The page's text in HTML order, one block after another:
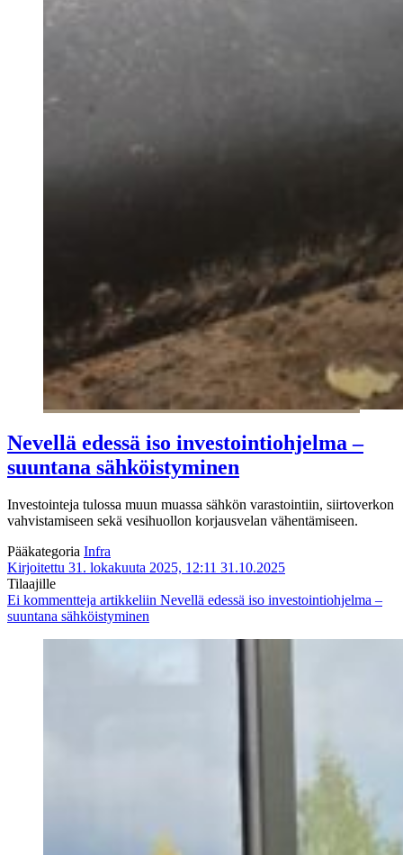
Nevellä edessä iso investointiohjelma –
suuntana sähköistyminen
Investointeja tulossa muun muassa sähkön varastointiin, siirtoverkon
vahvistamiseen sekä vesihuollon korjausvelan vähentämiseen.
Pääkategoria Infra
Kirjoitettu 31. lokakuuta 2025, 12:11 31.10.2025
Tilaajille
Ei kommentteja artikkeliin Nevellä edessä iso investointiohjelma –
suuntana sähköistyminen